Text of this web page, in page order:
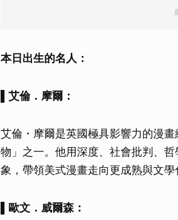
本日出生的名人：
▌艾倫．摩爾：
艾倫・摩爾是英國極具影響力的漫
物」之一。他用深度、社會批判、
象，帶領美式漫畫走向更成熟與文
▌歐文．威爾森：